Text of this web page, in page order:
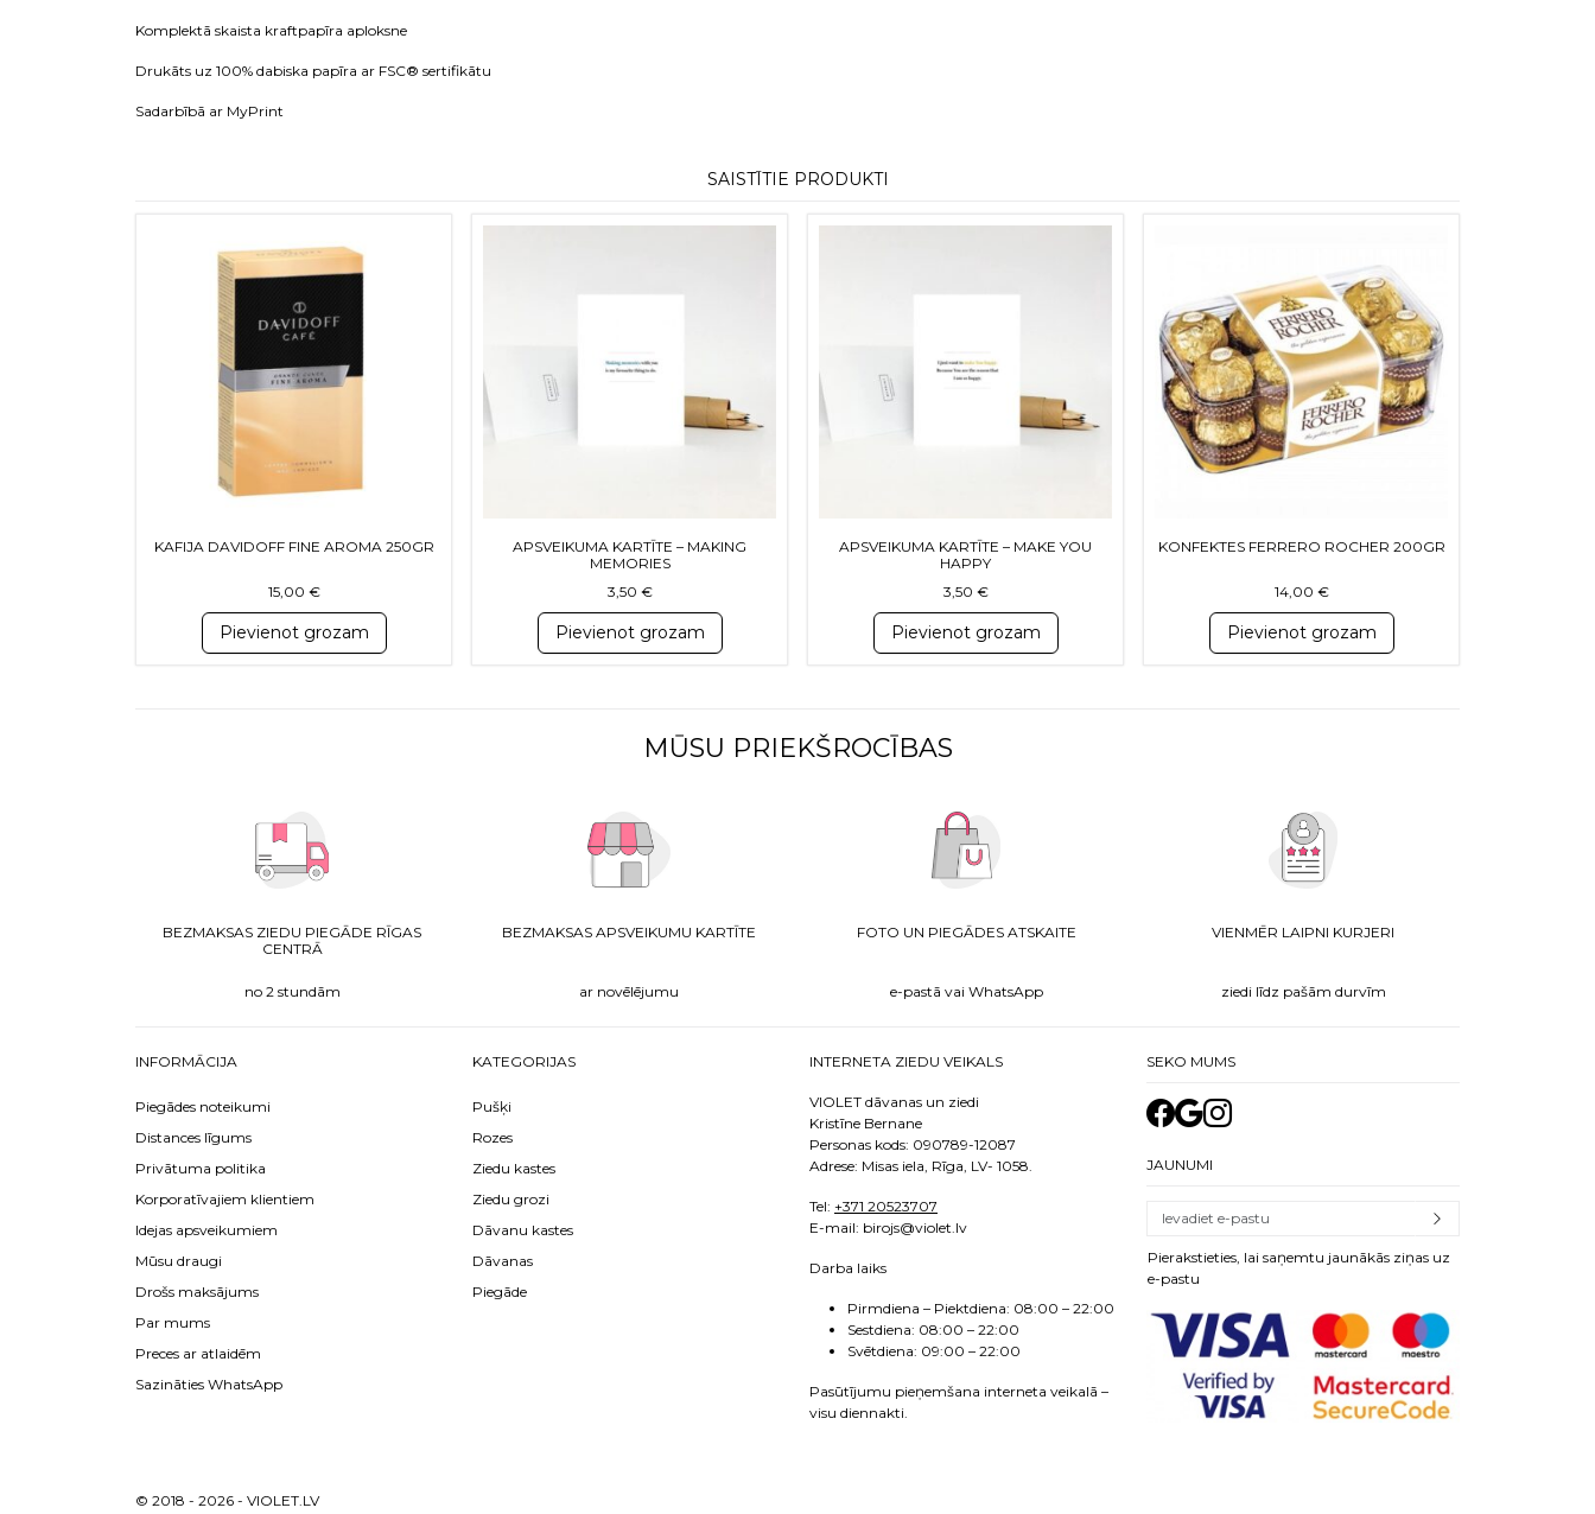
Komplektā skaista kraftpapīra aploksne
Drukāts uz 100% dabiska papīra ar FSC® sertifikātu
Sadarbībā ar MyPrint
SAISTĪTIE PRODUKTI
KAFIJA DAVIDOFF FINE AROMA 250GR
15,00 €
Pievienot grozam
APSVEIKUMA KARTĪTE – MAKING
MEMORIES
3,50 €
Pievienot grozam
APSVEIKUMA KARTĪTE – MAKE YOU
HAPPY
3,50 €
Pievienot grozam
KONFEKTES FERRERO ROCHER 200GR
14,00 €
Pievienot grozam
MŪSU PRIEKŠROCĪBAS
BEZMAKSAS ZIEDU PIEGĀDE RĪGAS
CENTRĀ
no 2 stundām
BEZMAKSAS APSVEIKUMU KARTĪTE
ar novēlējumu
FOTO UN PIEGĀDES ATSKAITE
e-pastā vai WhatsApp
VIENMĒR LAIPNI KURJERI
ziedi līdz pašām durvīm
INFORMĀCIJA
Piegādes noteikumi
Distances līgums
Privātuma politika
Korporatīvajiem klientiem
Idejas apsveikumiem
Mūsu draugi
Drošs maksājums
Par mums
Preces ar atlaidēm
Sazināties WhatsApp
KATEGORIJAS
Pušķi
Rozes
Ziedu kastes
Ziedu grozi
Dāvanu kastes
Dāvanas
Piegāde
INTERNETA ZIEDU VEIKALS
VIOLET dāvanas un ziedi
Kristīne Bernane
Personas kods: 090789-12087
Adrese: Misas iela, Rīga, LV- 1058.
Tel: +371 20523707
E-mail: birojs@violet.lv
Darba laiks
Pirmdiena – Piektdiena: 08:00 – 22:00
Sestdiena: 08:00 – 22:00
Svētdiena: 09:00 – 22:00
Pasūtījumu pieņemšana interneta veikalā –
visu diennakti.
SEKO MUMS
JAUNUMI
Pierakstieties, lai saņemtu jaunākās ziņas uz
e-pastu
© 2018 - 2026 - VIOLET.LV